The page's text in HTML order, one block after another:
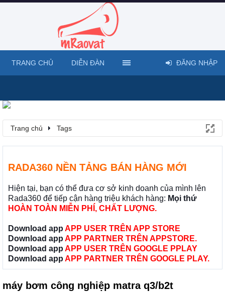
Trang chủ Tags
RADA360 NỀN TẢNG BÁN HÀNG MỚI
Hiện tại, bạn có thể đưa cơ sở kinh doanh của mình lên
Rada360 để tiếp cận hàng triệu khách hàng: Mọi thứ
HOÀN TOÀN MIỄN PHÍ, CHẤT LƯỢNG.
Download app APP USER TRÊN APP STORE
Download app APP PARTNER TRÊN APPSTORE.
Download app APP USER TRÊN GOOGLE PPLAY
Download app APP PARTNER TRÊN GOOGLE PLAY.
máy bơm công nghiệp matra q3/b2t
TRANG CHỦ DIỄN ĐÀN ĐĂNG NHẬP